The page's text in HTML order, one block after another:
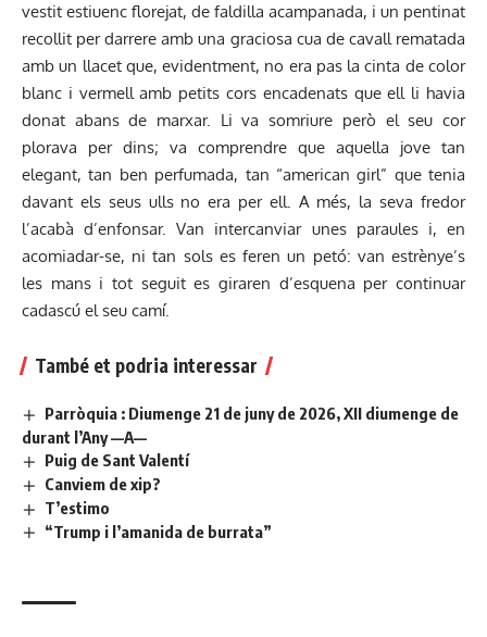
vestit estiuenc florejat, de faldilla acampanada, i un pentinat
recollit per darrere amb una graciosa cua de cavall rematada
amb un llacet que, evidentment, no era pas la cinta de color
blanc i vermell amb petits cors encadenats que ell li havia
donat abans de marxar. Li va somriure però el seu cor
plorava per dins; va comprendre que aquella jove tan
elegant, tan ben perfumada, tan “american girl” que tenia
davant els seus ulls no era per ell. A més, la seva fredor
l’acabà d’enfonsar. Van intercanviar unes paraules i, en
acomiadar-se, ni tan sols es feren un petó: van estrènye’s
les mans i tot seguit es giraren d’esquena per continuar
cadascú el seu camí.
També et podria interessar
Parròquia : Diumenge 21 de juny de 2026, XII diumenge de
durant l’Any —A—
Puig de Sant Valentí
Canviem de xip?
T’estimo
“Trump i l’amanida de burrata”